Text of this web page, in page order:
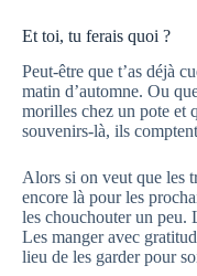
Et toi, tu ferais quoi ?
Peut-être que t’as déjà
matin d’automne. Ou
morilles chez un pote et
souvenirs-là, ils
Alors si on veut que les
encore là pour les
les chouchouter un peu.
Les manger avec
lieu de les garder pour